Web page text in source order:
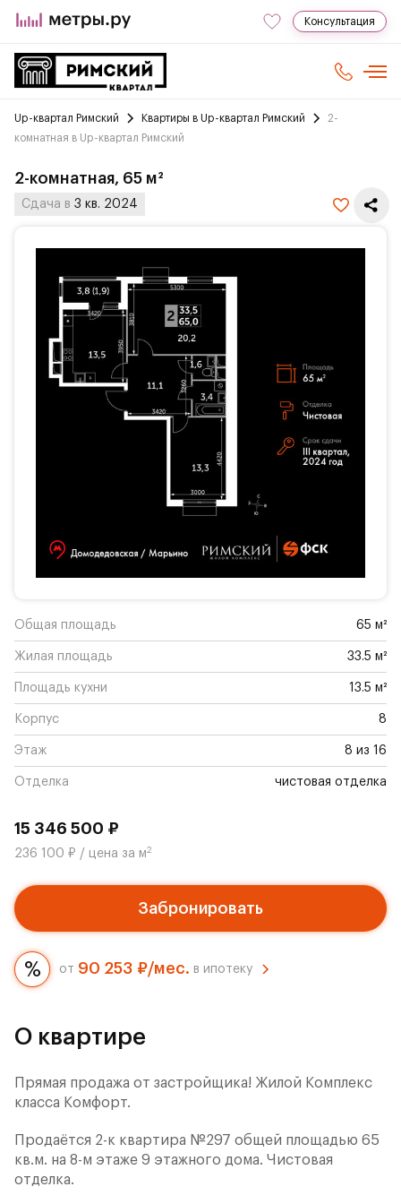
Консультация
Up-квартал Римский Квартиры в Up-квартал Римский
2-
комнатная в Up-квартал Римский
2-комнатная, 65 м²
Сдача в 3 кв. 2024
Общая площадь 65 м²
Жилая площадь 33.5 м²
Площадь кухни 13.5 м²
Корпус 8
Этаж 8 из 16
Отделка чистовая отделка
15 346 500 ₽
236 100 ₽ / цена за м2
Забронировать
от 90 253 ₽/мес. в ипотеку
О квартире
Прямая продажа от застройщика! Жилой Комплекс
класса Комфорт.
Продаётся 2-к квартира №297 общей площадью 65
кв.м. на 8-м этаже 9 этажного дома. Чистовая
отделка.